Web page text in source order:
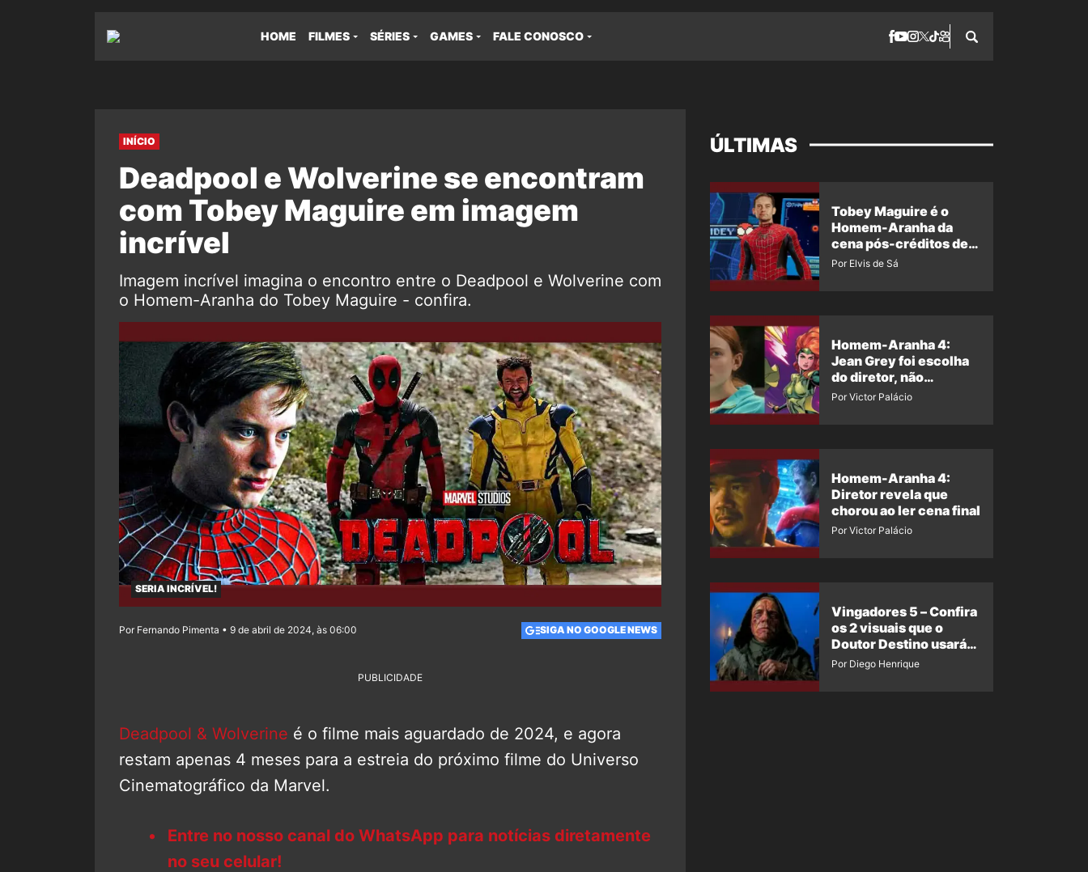
HOME FILMES SÉRIES GAMES FALE CONOSCO
INÍCIO
Deadpool e Wolverine se encontram
com Tobey Maguire em imagem
incrível
Imagem incrível imagina o encontro entre o Deadpool e Wolverine com
o Homem-Aranha do Tobey Maguire - confira.
SERIA INCRÍVEL!
Por Fernando Pimenta • 9 de abril de 2024, às 06:00 SIGA NO GOOGLE NEWS
PUBLICIDADE
Deadpool & Wolverine é o filme mais aguardado de 2024, e agora
restam apenas 4 meses para a estreia do próximo filme do Universo
Cinematográfico da Marvel.
Entre no nosso canal do WhatsApp para notícias diretamente
no seu celular!
ÚLTIMAS
Tobey Maguire é o
Homem-Aranha da
cena pós-créditos de
Um Novo Dia?
Por Elvis de Sá
Homem-Aranha 4:
Jean Grey foi escolha
do diretor, não
imposição da Marvel
Por Victor Palácio
Homem-Aranha 4:
Diretor revela que
chorou ao ler cena final
Por Victor Palácio
Vingadores 5 – Confira
os 2 visuais que o
Doutor Destino usará
no filme
Por Diego Henrique